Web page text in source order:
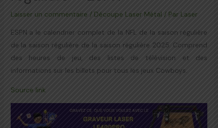
Laisser un commentaire / Découpe Laser Métal / Par Laser
ESPN a le calendrier complet de la NFL de la saison régulière
de la saison régulière de la saison régulière 2025. Comprend
des heures de jeu, des listes de télévision et des
informations sur les billets pour tous les jeux Cowboys.
Source link